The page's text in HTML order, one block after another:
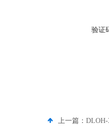
验证
上一篇： DLOH-